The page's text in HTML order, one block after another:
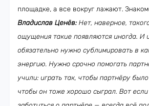
площадке, а все вокруг лажают.
Владислав Ценёв:Нет, наверное,
ощущения такие появляются иногда. И
обязательно нужно сублимировать в
энергию. Нужно срочно помогать
учили: играть так, чтобы партнёру
чтобы он тоже хорошо сыграл. Вот